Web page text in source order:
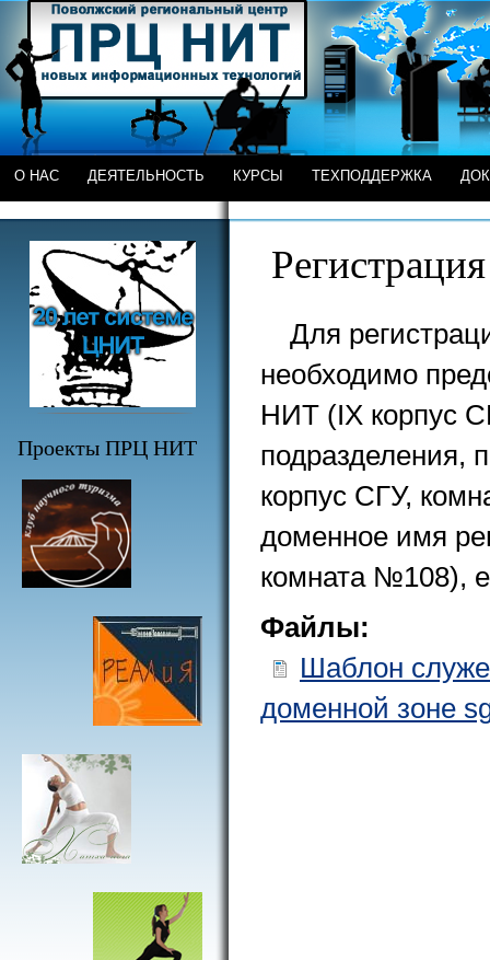
О НАС ДЕЯТЕЛЬНОСТЬ КУРСЫ ТЕХПОДДЕРЖКА
Проекты ПРЦ НИТ
Для
необходимо
НИТ (IX корпус
подразделения,
корпус СГУ,
доменное имя
комната №108),
Файлы:
Шаблон
доменной зоне